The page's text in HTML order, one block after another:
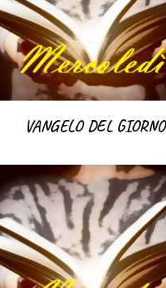
VANGELO DEL GIORNO